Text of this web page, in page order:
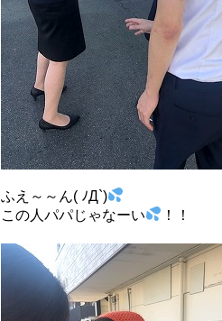
ふえ～～ん( ﾉД`)
この人パパじゃなーい
！！